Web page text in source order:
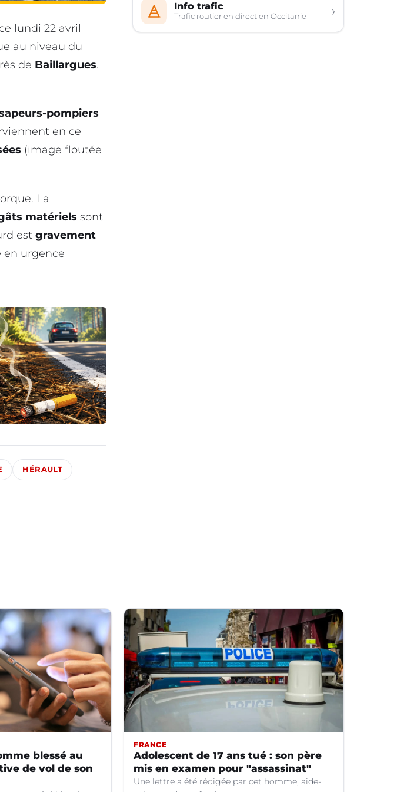
lundi 22 avril
au niveau du
de Baillargues.
pompiers
en ce
(image floutée
La
matériels sont
est gravement
en urgence
HÉRAULT
Info trafic
Trafic routier en direct en Occitanie ›
blessé au
de vol de son
FRANCE
Adolescent de 17 ans tué : son père
mis en examen pour "assassinat"
Une lettre a été rédigée par cet homme, aide-